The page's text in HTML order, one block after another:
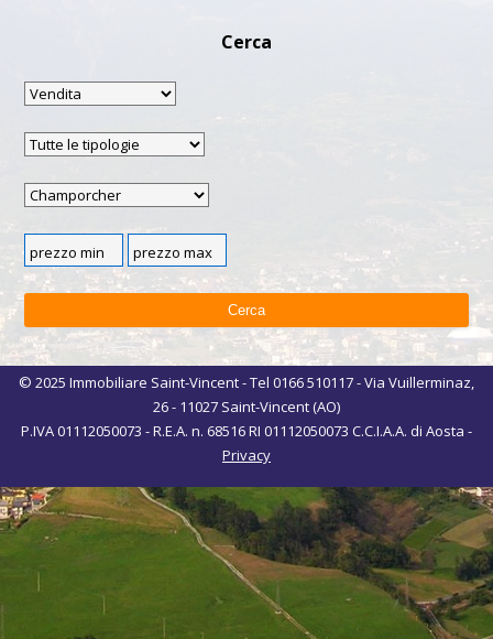
Cerca
© 2025 Immobiliare Saint-Vincent - Tel 0166 510117 - Via Vuillerminaz,
26 - 11027 Saint-Vincent (AO)
P.IVA 01112050073 - R.E.A. n. 68516 RI 01112050073 C.C.I.A.A. di Aosta -
Privacy